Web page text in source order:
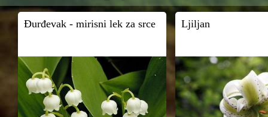
Đurđevak - mirisni lek za srce Ljiljan